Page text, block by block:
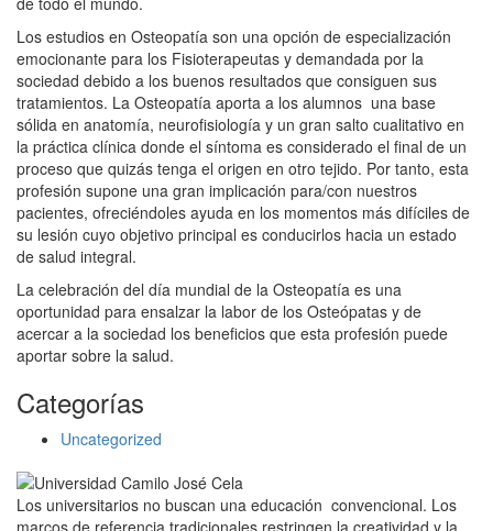
Los estudios en Osteopatía son una opción de especialización
emocionante para los Fisioterapeutas y demandada por la
sociedad debido a los buenos resultados que consiguen sus
tratamientos. La Osteopatía aporta a los alumnos una base
sólida en anatomía, neurofisiología y un gran salto cualitativo en
la práctica clínica donde el síntoma es considerado el final de un
proceso que quizás tenga el origen en otro tejido. Por tanto, esta
profesión supone una gran implicación para/con nuestros
pacientes, ofreciéndoles ayuda en los momentos más difíciles de
su lesión cuyo objetivo principal es conducirlos hacia un estado
de salud integral.
La celebración del día mundial de la Osteopatía es una
oportunidad para ensalzar la labor de los Osteópatas y de
acercar a la sociedad los beneficios que esta profesión puede
aportar sobre la salud.
Categorías
Uncategorized
Los universitarios no buscan una educación convencional. Los